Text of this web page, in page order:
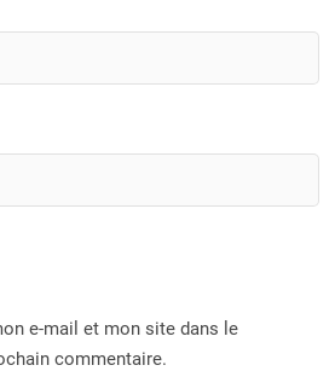
e-mail et mon site dans le
commentaire.